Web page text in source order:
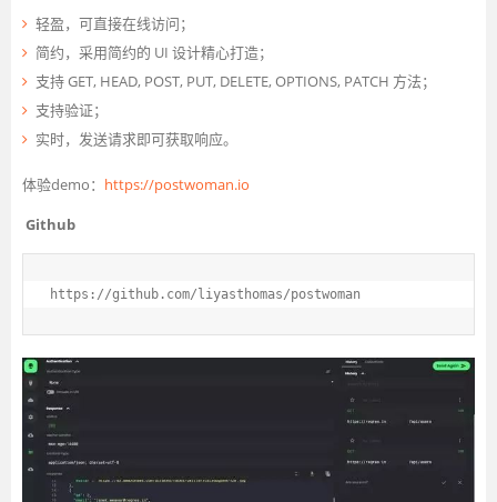
轻盈，可直接在线访问；
简约，采用简约的 UI 设计精心打造；
支持 GET, HEAD, POST, PUT, DELETE, OPTIONS, PATCH 方法；
支持验证；
实时，发送请求即可获取响应。
体验demo： https://postwoman.io
Github
https://github.com/liyasthomas/postwoman